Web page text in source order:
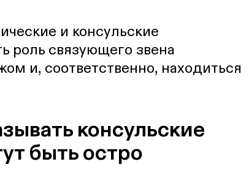
и консульские
роль связующего звена
и, соответственно, находиться
консульские
быть остро